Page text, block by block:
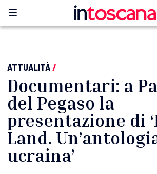
ATTUALITÀ/
Documentari: a
del Pegaso la
presentazione di
Land.
ucraina’